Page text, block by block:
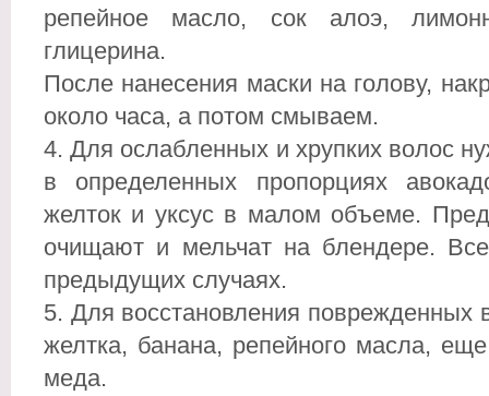
репейное масло, сок алоэ,
глицерина.
После нанесения маски на голову,
около часа, а потом смываем.
Для ослабленных и хрупких волос
в определенных пропорциях
желток и уксус в малом объеме.
очищают и мельчат на блендере.
предыдущих случаях.
Для восстановления поврежденных
желтка, банана, репейного масла,
меда.